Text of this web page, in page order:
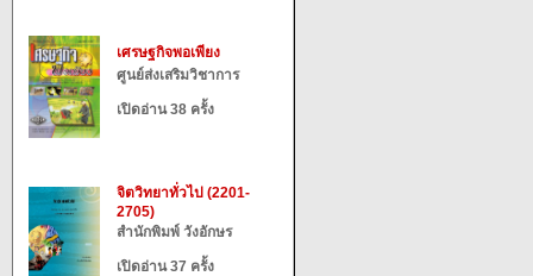
เศรษฐกิจพอเพียง
ศูนย์ส่งเสริมวิชาการ
เปิดอ่าน 38 ครั้ง
จิตวิทยาทั่วไป (2201-
2705)
สำนักพิมพ์ วังอักษร
เปิดอ่าน 37 ครั้ง